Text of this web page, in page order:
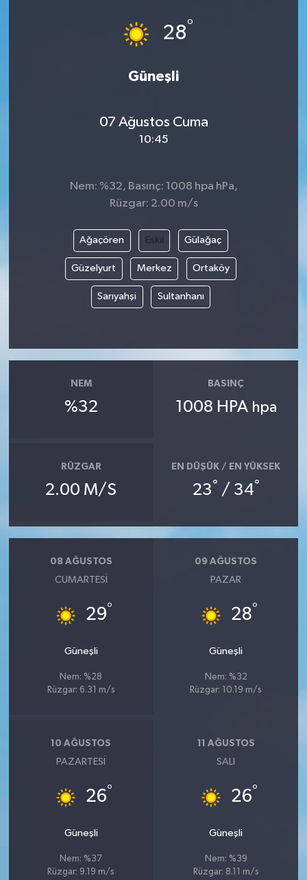
28°
Güneşli
07 Ağustos Cuma
10:45
Nem: %32, Basınç: 1008 hpa hPa,
Rüzgar: 2.00 m/s
Ağaçören Eskil Gülağaç
Güzelyurt Merkez Ortaköy
Sarıyahşi Sultanhanı
NEM
%32
BASINÇ
1008 HPA hpa
RÜZGAR
2.00 M/S
EN DÜŞÜK / EN YÜKSEK
23° / 34°
08 AĞUSTOS
CUMARTESI
29°
Güneşli
Nem: %28
Rüzgar: 6.31 m/s
09 AĞUSTOS
PAZAR
28°
Güneşli
Nem: %32
Rüzgar: 10.19 m/s
10 AĞUSTOS
PAZARTESI
26°
Güneşli
Nem: %37
Rüzgar: 9.19 m/s
11 AĞUSTOS
SALI
26°
Güneşli
Nem: %39
Rüzgar: 8.11 m/s